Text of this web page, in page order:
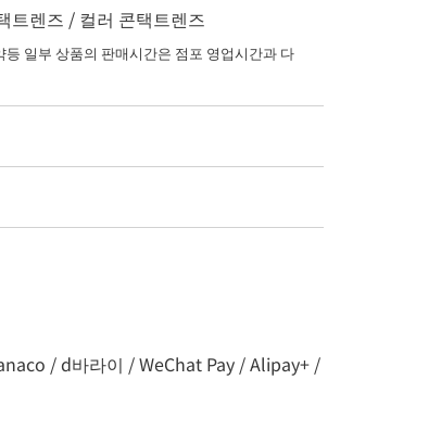
트렌즈 / 컬러 콘택트렌즈
일부 상품의 판매시간은 점포 영업시간과 다
/ d바라이 / WeChat Pay / Alipay+ /